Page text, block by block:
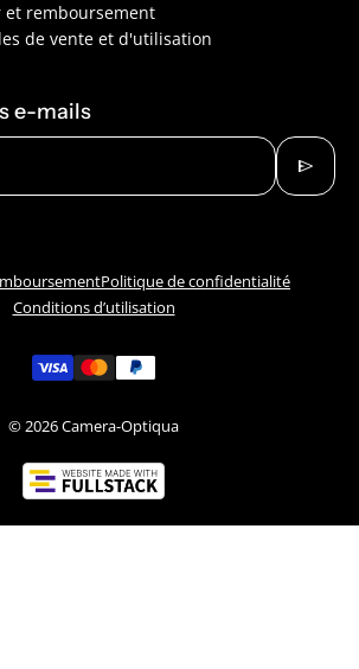
remboursement
de vente et d'utilisation
e-mails
send
Politique de confidentialité
Conditions d’utilisation
© 2026Camera-Optiqua